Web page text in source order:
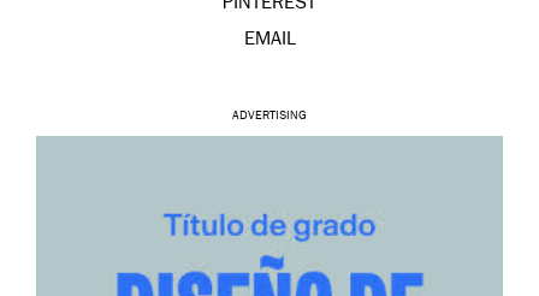
PINTEREST
EMAIL
ADVERTISING